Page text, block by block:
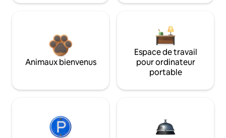
Animaux bienvenus
Espace de travail
pour ordinateur
portable